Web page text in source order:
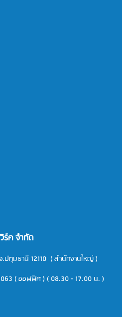
ร์ค จำกัด
ทุมธานี 12110 ( สำนักงานใหญ่ )
( ออฟฟิศ )( 08.30 - 17.00 น. )